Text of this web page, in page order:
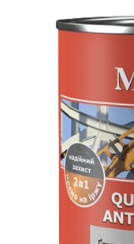
Клей для пінопласту та
теплоізоляції
Екструдований пінопласт
(пінополістирол)
Кутники та профіль